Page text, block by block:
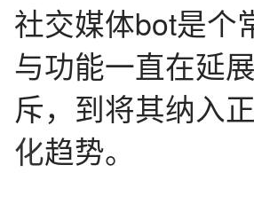
社交媒体bot是个
与功能一直在延
斥，到将其纳入
化趋势。